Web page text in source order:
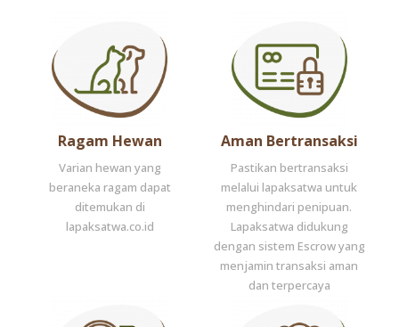
Ragam Hewan
Varian hewan yang
beraneka ragam dapat
ditemukan di
lapaksatwa.co.id
Aman Bertransaksi
Pastikan bertransaksi
melalui lapaksatwa untuk
menghindari penipuan.
Lapaksatwa didukung
dengan sistem Escrow yang
menjamin transaksi aman
dan terpercaya